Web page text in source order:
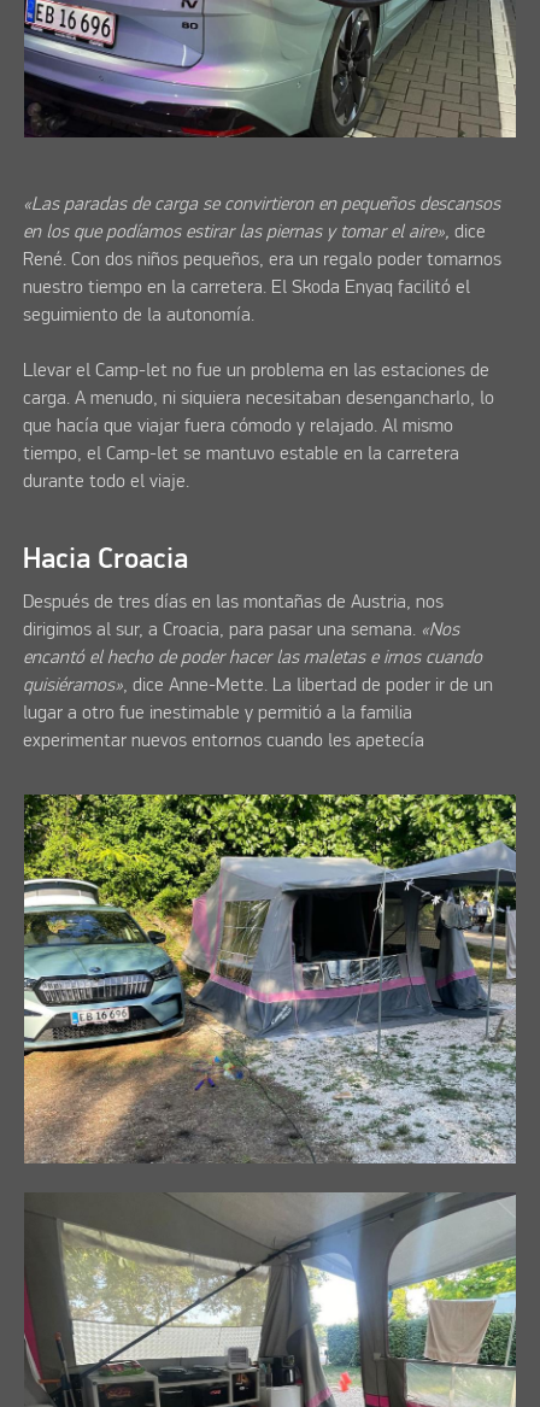
«Las paradas de carga se convirtieron en pequeños descansos
en los que podíamos estirar las piernas y tomar el aire»,dice
René. Con dos niños pequeños, era un regalo poder tomarnos
nuestro tiempo en la carretera. El Skoda Enyaq facilitó el
seguimiento de la autonomía.
Llevar el Camp-let no fue un problema en las estaciones de
carga. A menudo, ni siquiera necesitaban desengancharlo, lo
que hacía que viajar fuera cómodo y relajado. Al mismo
tiempo, el Camp-let se mantuvo estable en la carretera
durante todo el viaje.
Hacia Croacia
Después de tres días en las montañas de Austria, nos
dirigimos al sur, a Croacia, para pasar una semana. «Nos
encantó el hecho de poder hacer las maletas e irnos cuando
quisiéramos», dice Anne-Mette. La libertad de poder ir de un
lugar a otro fue inestimable y permitió a la familia
experimentar nuevos entornos cuando les apetecía